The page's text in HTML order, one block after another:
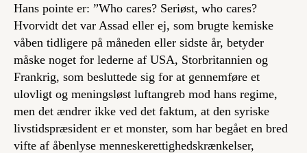
Hans pointe er: ”Who cares? Seriøst, who cares?
Hvorvidt det var Assad eller ej, som brugte kemiske
våben tidligere på måneden eller sidste år, betyder
måske noget for lederne af USA, Storbritannien og
Frankrig, som besluttede sig for at gennemføre et
ulovligt og meningsløst luftangreb mod hans regime,
men det ændrer ikke ved det faktum, at den syriske
livstidspræsident er et monster, som har begået en bred
vifte af åbenlyse menneskerettighedskrænkelser,